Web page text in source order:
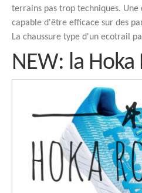
terrains pas trop techniques. Une
capable d'être efficace sur des
La chaussure type d'un ecotrail
NEW: la Hoka